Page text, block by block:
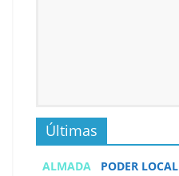
Últimas
ALMADA PODER LOCAL